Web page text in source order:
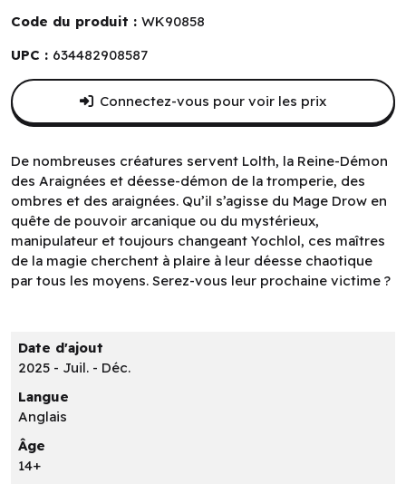
Code du produit : WK90858
UPC : 634482908587
De nombreuses créatures servent Lolth, la Reine-Démon
des Araignées et déesse-démon de la tromperie, des
ombres et des araignées. Qu’il s’agisse du Mage Drow en
quête de pouvoir arcanique ou du mystérieux,
manipulateur et toujours changeant Yochlol, ces maîtres
de la magie cherchent à plaire à leur déesse chaotique
par tous les moyens. Serez-vous leur prochaine victime ?
Connectez-vous pour voir les prix
Date d'ajout
2025 - Juil. - Déc.
Langue
Anglais
Âge
14+